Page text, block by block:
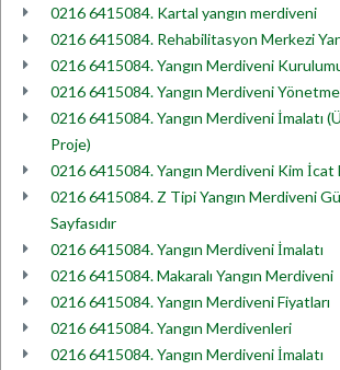
0216 6415084. Kartal yangın merdiveni
0216 6415084. Rehabilitasyon Merkezi
0216 6415084. Yangın Merdiveni
0216 6415084. Yangın Merdiveni
0216 6415084. Yangın Merdiveni İmalatı
Proje)
0216 6415084. Yangın Merdiveni Kim İcat
0216 6415084. Z Tipi Yangın Merdiveni
Sayfasıdır
0216 6415084. Yangın Merdiveni İmalatı
0216 6415084. Makaralı Yangın Merdiveni
0216 6415084. Yangın Merdiveni Fiyatları
0216 6415084. Yangın Merdivenleri
0216 6415084. Yangın Merdiveni İmalatı